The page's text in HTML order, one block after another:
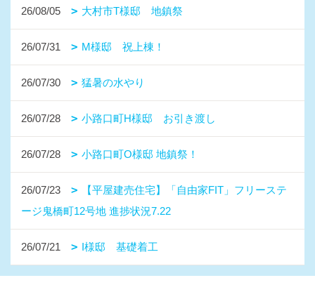
26/08/05 大村市T様邸 地鎮祭
26/07/31 M様邸 祝上棟！
26/07/30 猛暑の水やり
26/07/28 小路口町H様邸 お引き渡し
26/07/28 小路口町O様邸 地鎮祭！
26/07/23
【平屋建売住宅】「自由家FIT」フリーステ
ージ鬼橋町12号地 進捗状況7.22
26/07/21 I様邸 基礎着工